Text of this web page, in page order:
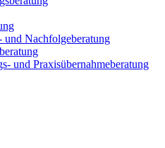
und Nachfolgeberatung
und Praxisübernahmeberatung